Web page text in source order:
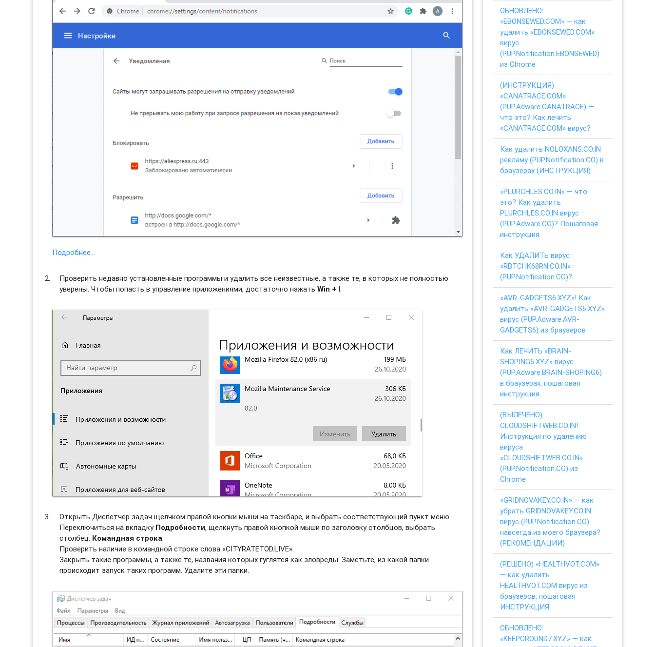
Подробнее…
Проверить недавно установленные программы и удалить все неизвестные, а также те, в которых не полностью
уверены. Чтобы попасть в управление приложениями, достаточно нажатьWin + I
Открыть Диспетчер задач щелчком правой кнопки мыши на таскбаре, и выбрать соотвeтствующий пункт меню.
Переключиться на вкладку Подробности, щелкнуть правой кнопкой мыши по заголовку столбцов, выбрать
столбец: Командная строка
Проверить наличие в командной строке слова «CITYRATETOD.LIVE».
Закрыть такие программы, а также те, названия которых гуглятся как зловреды. Заметьте, из какой папки
происходит запуск таких программ. Удалите эти папки.
ОБНОВЛЕНО:
«EBONSEWED.COM» — как
удалить «EBONSEWED.COM»
вирус
(PUP.Notification.EBONSEWED)
из Chrome
(ИНСТРУКЦИЯ)
«CANATRACE.COM»
(PUP.Adware.CANATRACE) —
что это? Как лечить
«CANATRACE.COM» вирус?
Как удалить NOLOXANS.CO.IN
рекламу (PUP.Notification.CO) в
браузерах (ИНСТРУКЦИЯ)
«PLURCHLES.CO.IN» — что
это? Как удалить
PLURCHLES.CO.IN вирус
(PUP.Adware.CO)? Пошаговая
инструкция
Как УДАЛИТЬ вирус
«RBTCHK68RN.CO.IN»
(PUP.Notification.CO)?
«AVR-GADGETS6.XYZ»! Как
удалить «AVR-GADGETS6.XYZ»
вирус (PUP.Adware.AVR-
GADGETS6) из браузеров
Как ЛЕЧИТЬ «BRAIN-
SHOPING6.XYZ» вирус
(PUP.Adware.BRAIN-SHOPING6)
в браузерах: пошаговая
инструкция
(ВЫЛЕЧЕНО)
CLOUDSHIFTWEB.CO.IN!
Инструкция по удалению
вируса
«CLOUDSHIFTWEB.CO.IN»
(PUP.Notification.CO) из
Chrome
«GRIDNOVAKEY.CO.IN» — как
убрать GRIDNOVAKEY.CO.IN
вирус (PUP.Notification.CO)
навсегда из моего браузера?
(РЕКОМЕНДАЦИИ)
(РЕШЕНО) «HEALTHVOT.COM»
— как удалить
HEALTHVOT.COM вирус из
браузеров: пошаговая
ИНСТРУКЦИЯ
ОБНОВЛЕНО:
«KEEPGROUND7.XYZ» — как